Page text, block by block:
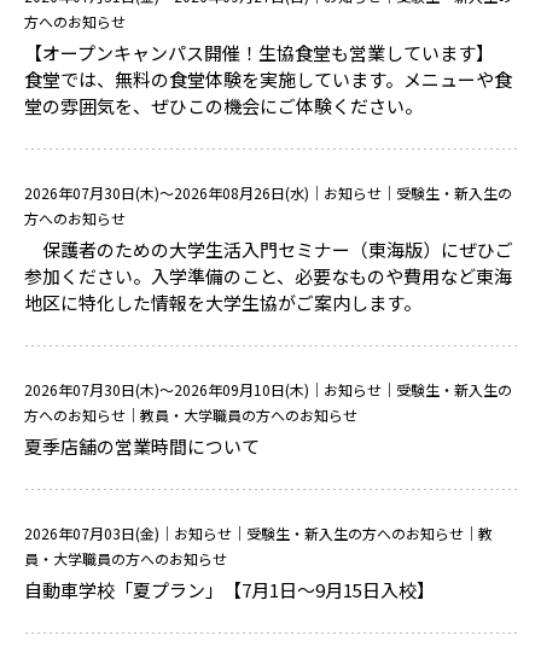
方へのお知らせ
【オープンキャンパス開催！生協食堂も営業しています】
食堂では、無料の食堂体験を実施しています。メニューや食
堂の雰囲気を、ぜひこの機会にご体験ください。
2026年07月30日(木)～2026年08月26日(水) ｜お知らせ｜受験生・新入生の
方へのお知らせ
保護者のための大学生活入門セミナー（東海版）にぜひご
参加ください。入学準備のこと、必要なものや費用など東海
地区に特化した情報を大学生協がご案内します。
2026年07月30日(木)～2026年09月10日(木) ｜お知らせ｜受験生・新入生の
方へのお知らせ｜教員・大学職員の方へのお知らせ
夏季店舗の営業時間について
2026年07月03日(金) ｜お知らせ｜受験生・新入生の方へのお知らせ｜教
員・大学職員の方へのお知らせ
自動車学校「夏プラン」【7月1日～9月15日入校】